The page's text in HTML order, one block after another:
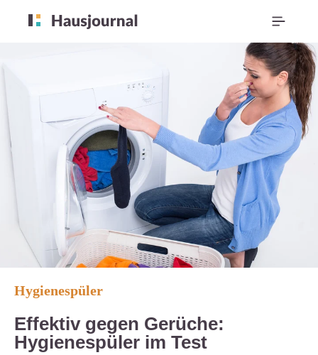
Hygienespüler
Effektiv gegen Gerüche:
Hygienespüler im Test